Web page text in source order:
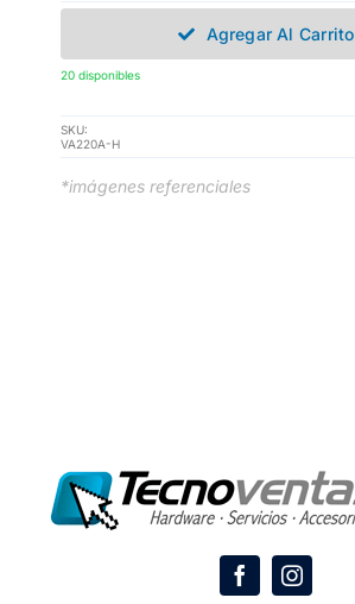
Agregar Al Carrito
20 disponibles
SKU:
VA220A-H
*imágenes referenciales